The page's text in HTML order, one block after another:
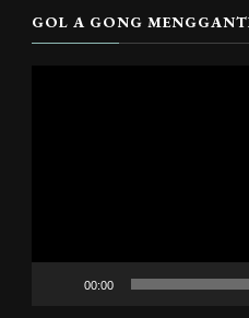
GOL A GONG
00:00